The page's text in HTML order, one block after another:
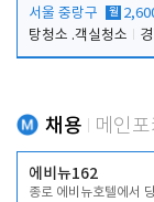
서울 중랑구 월
탕청소 .객실청소
채용 메인
에비뉴162
종로 에비뉴호텔에서